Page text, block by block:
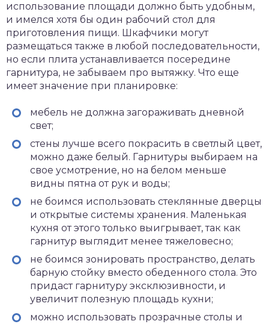
использование площади должно быть удобным,
и имелся хотя бы один рабочий стол для
приготовления пищи. Шкафчики могут
размещаться также в любой последовательности,
но если плита устанавливается посередине
гарнитура, не забываем про вытяжку. Что еще
имеет значение при планировке:
мебель не должна загораживать дневной
свет;
стены лучше всего покрасить в светлый цвет,
можно даже белый. Гарнитуры выбираем на
свое усмотрение, но на белом меньше
видны пятна от рук и воды;
не боимся использовать стеклянные дверцы
и открытые системы хранения. Маленькая
кухня от этого только выигрывает, так как
гарнитур выглядит менее тяжеловесно;
не боимся зонировать пространство, делать
барную стойку вместо обеденного стола. Это
придаст гарнитуру эксклюзивности, и
увеличит полезную площадь кухни;
можно использовать прозрачные столы и